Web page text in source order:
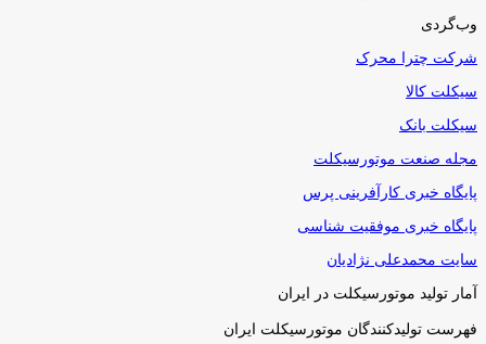
وب‌گردی
شرکت چترا محرک
سیکلت کالا
سیکلت بانک
مجله صنعت موتورسیکلت
پایگاه خبری کارآفرینی پرس
پایگاه خبری موفقیت شناسی
سایت محمدعلی نژادیان
آمار تولید موتورسیکلت در ایران
فهرست تولیدکنندگان موتورسیکلت ایران